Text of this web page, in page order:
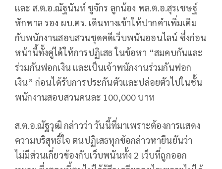
และ ส.ต.อ.ณัฐนันท์ ชูจักร ลูกน้อง พล.ต.อ.สุรเชษฐ์
หักพาล รอง ผบ.ตร. เดินทางเข้าให้ปากคำเพิ่มเติม
กับพนักงานสอบสวนชุดคดีเว็บพนันออนไลน์ ซึ่งก่อน
หน้านี้ทั้งคู่ได้ให้การปฏิเสธ ในข้อหา “สมคบกันและ
ร่วมกันฟอกเงิน และเป็นเจ้าพนักงานร่วมกันฟอก
เงิน” ก่อนได้รับการประกันตัวและปล่อยตัวไปในชั้น
พนักงานสอบสวนคนละ 100,000 บาท
ส.ต.อ.ณัฐวุฒิ กล่าวว่า วันนี้ที่มาเพราะต้องการแสดง
ความบริสุทธิ์ใจ ตนปฏิเสธทุกข้อกล่าวหายืนยันว่า
ไม่มีส่วนเกี่ยวข้องกับเว็บพนันทั้ง 2 เว็บที่ถูกออก